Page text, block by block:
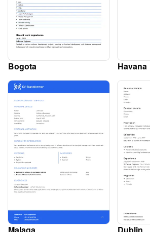
Bogota Havana
Malaga Dublin